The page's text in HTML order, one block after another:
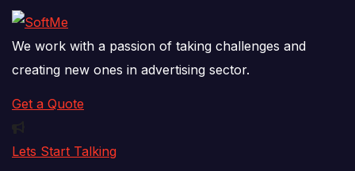
We work with a passion of taking challenges and
creating new ones in advertising sector.
Get a Quote
Lets Start Talking